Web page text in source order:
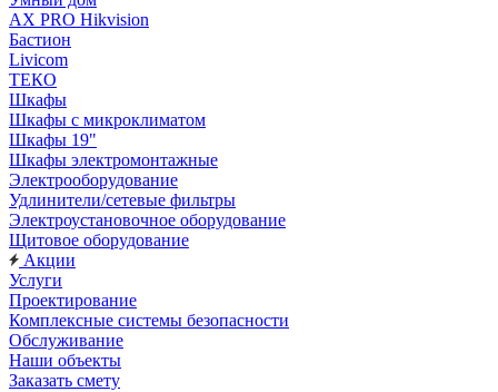
AX PRO Hikvision
Бастион
Livicom
ТЕКО
Шкафы
Шкафы с микроклиматом
Шкафы 19"
Шкафы электромонтажные
Электрооборудование
Удлинители/сетевые фильтры
Электроустановочное оборудование
Щитовое оборудование
Акции
Услуги
Проектирование
Комплексные системы безопасности
Обслуживание
Наши объекты
Заказать смету